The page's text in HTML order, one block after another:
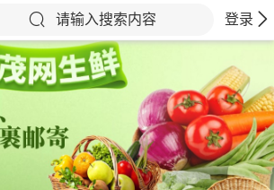
请输入搜索内容 登录